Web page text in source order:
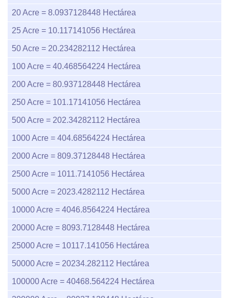
20Acre = 8.0937128448 Hectárea
25Acre = 10.117141056 Hectárea
50Acre = 20.234282112 Hectárea
100Acre = 40.468564224 Hectárea
200Acre = 80.937128448 Hectárea
250Acre = 101.17141056 Hectárea
500Acre = 202.34282112 Hectárea
1000Acre = 404.68564224 Hectárea
2000Acre = 809.37128448 Hectárea
2500Acre = 1011.7141056 Hectárea
5000Acre = 2023.4282112 Hectárea
10000Acre = 4046.8564224 Hectárea
20000Acre = 8093.7128448 Hectárea
25000Acre = 10117.141056 Hectárea
50000Acre = 20234.282112 Hectárea
100000Acre = 40468.564224 Hectárea